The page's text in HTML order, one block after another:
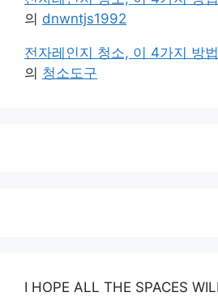
의 dnwntjs1992
전자레인지 청소, 이 4가지 방
의 청소도구
I HOPE ALL THE SPACES